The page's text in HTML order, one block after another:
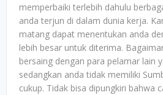
memperbaiki terlebih dahulu
anda terjun di dalam dunia kerja.
matang dapat menentukan anda
lebih besar untuk diterima.
bersaing dengan para pelamar lain
sedangkan anda tidak memiliki
cukup. Tidak bisa dipungkiri bahwa